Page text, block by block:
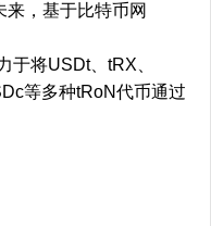
来，基于比特币网
于将USDt、tRX、
等多种tRoN代币通过